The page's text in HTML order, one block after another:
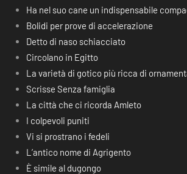
Ha nel suo cane un indispensabile
Bolidi per prove di accelerazione
Detto di naso schiacciato
Circolano in Egitto
La varietà di gotico più ricca di
Scrisse Senza famiglia
La città che ci ricorda Amleto
I colpevoli puniti
Vi si prostrano i fedeli
L’antico nome di Agrigento
È simile al dugongo